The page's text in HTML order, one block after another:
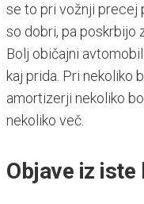
se to pri vožnji precej
so dobri, pa poskrbijo
Bolj običajni
kaj prida. Pri nekoliko
amortizerji nekoliko
nekoliko več.
Objave iz